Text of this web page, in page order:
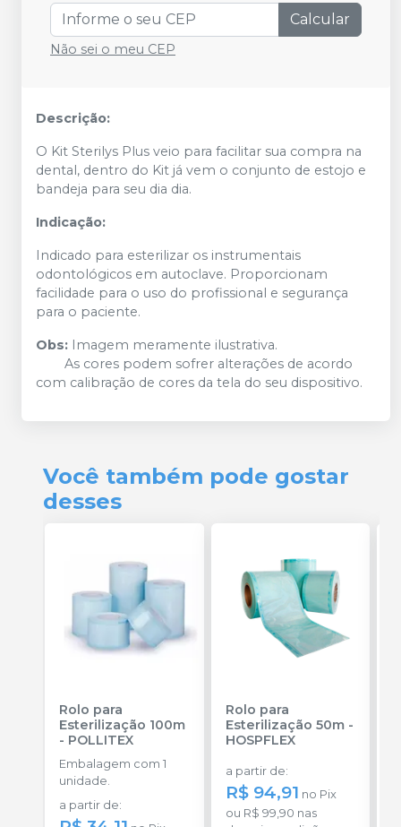
Calcular
Não sei o meu CEP
Descrição:
O Kit Sterilys Plus veio para facilitar sua compra na
dental, dentro do Kit já vem o conjunto de estojo e
bandeja para seu dia dia.
Indicação:
Indicado para esterilizar os instrumentais
odontológicos em autoclave. Proporcionam
facilidade para o uso do profissional e segurança
para o paciente.
Obs: Imagem meramente ilustrativa.
As cores podem sofrer alterações de acordo
com calibração de cores da tela do seu dispositivo.
Você também pode gostar
desses
Rolo para
Esterilização 100m
- POLLITEX
Embalagem com 1
unidade.
a partir de:
Rolo para
Esterilização 50m-
HOSPFLEX
a partir de:
R$ 94,91 no Pix
ou R$ 99,90 nas